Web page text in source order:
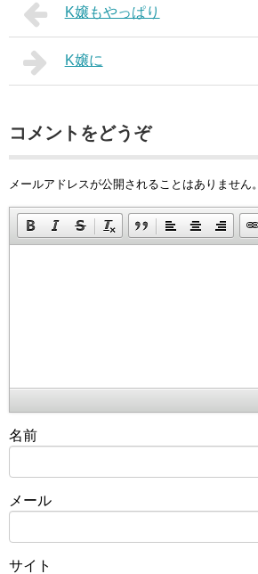
K嬢もやっぱり
K嬢に
コメントをどうぞ
メールアドレスが公開されることはありません。
名前
メール
サイト